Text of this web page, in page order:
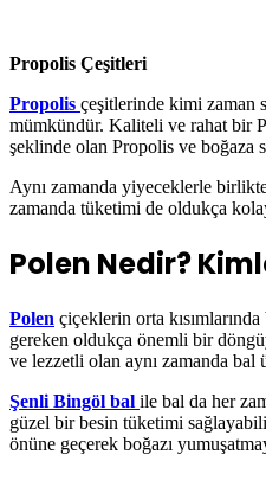
Propolis Çeşitleri
Propolis çeşitlerinde kimi zaman
mümkündür. Kaliteli ve rahat bir
şeklinde olan Propolis ve boğaza
Aynı zamanda yiyeceklerle
zamanda tüketimi de oldukça
Polen Nedir?
Polen çiçeklerin orta
gereken oldukça önemli bir
ve lezzetli olan aynı zamanda
Şenli Bingöl bal ile bal da her
güzel bir besin tüketimi
önüne geçerek boğazı